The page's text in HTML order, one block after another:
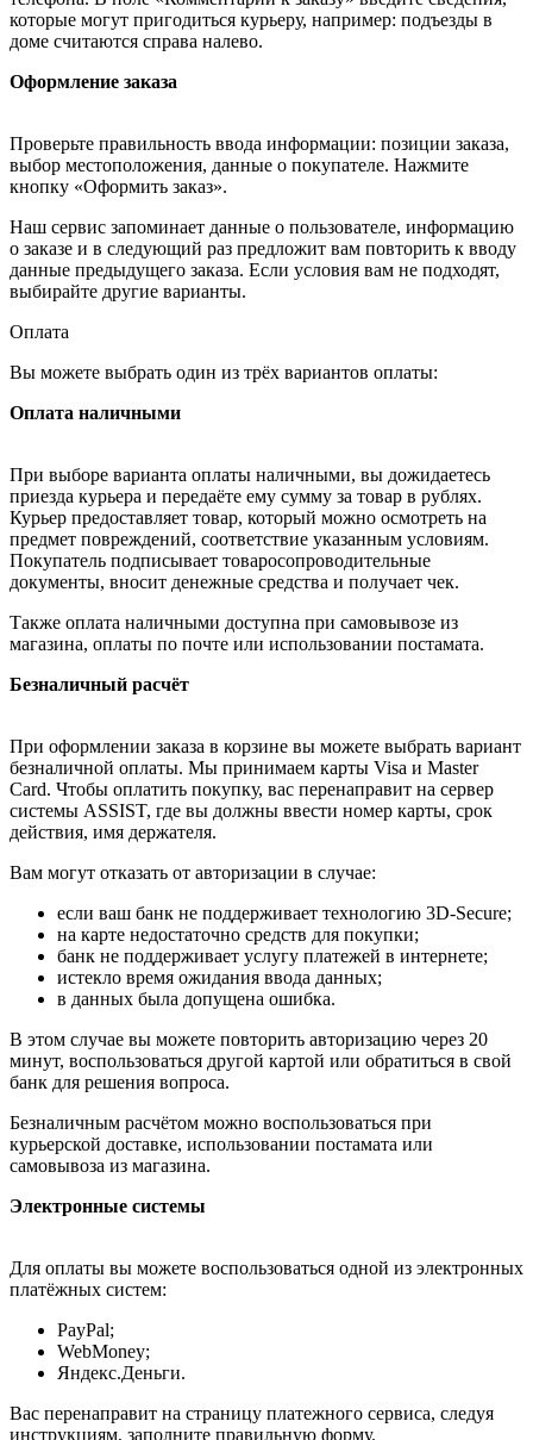
которые могут пригодиться курьеру, например: подъезды в
доме считаются справа налево.
Оформление заказа
Проверьте правильность ввода информации: позиции заказа,
выбор местоположения, данные о покупателе. Нажмите
кнопку «Оформить заказ».
Наш сервис запоминает данные о пользователе, информацию
о заказе и в следующий раз предложит вам повторить к вводу
данные предыдущего заказа. Если условия вам не подходят,
выбирайте другие варианты.
Оплата
Вы можете выбрать один из трёх вариантов оплаты:
Оплата наличными
При выборе варианта оплаты наличными, вы дожидаетесь
приезда курьера и передаёте ему сумму за товар в рублях.
Курьер предоставляет товар, который можно осмотреть на
предмет повреждений, соответствие указанным условиям.
Покупатель подписывает товаросопроводительные
документы, вносит денежные средства и получает чек.
Также оплата наличными доступна при самовывозе из
магазина, оплаты по почте или использовании постамата.
Безналичный расчёт
При оформлении заказа в корзине вы можете выбрать вариант
безналичной оплаты. Мы принимаем карты Visa и Master
Card. Чтобы оплатить покупку, вас перенаправит на сервер
системы ASSIST, где вы должны ввести номер карты, срок
действия, имя держателя.
Вам могут отказать от авторизации в случае:
если ваш банк не поддерживает технологию 3D-Secure;
на карте недостаточно средств для покупки;
банк не поддерживает услугу платежей в интернете;
истекло время ожидания ввода данных;
в данных была допущена ошибка.
В этом случае вы можете повторить авторизацию через 20
минут, воспользоваться другой картой или обратиться в свой
банк для решения вопроса.
Безналичным расчётом можно воспользоваться при
курьерской доставке, использовании постамата или
самовывоза из магазина.
Электронные системы
Для оплаты вы можете воспользоваться одной из электронных
платёжных систем:
PayPal;
WebMoney;
Яндекс.Деньги.
Вас перенаправит на страницу платежного сервиса, следуя
инструкциям, заполните правильную форму.